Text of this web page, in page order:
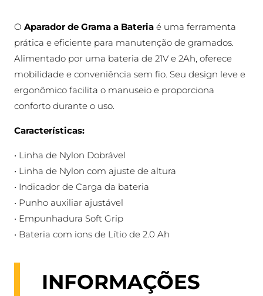
O Aparador de Grama a Bateriaé uma ferramenta
prática e eficiente para manutenção de gramados.
Alimentado por uma bateria de 21V e 2Ah, oferece
mobilidade e conveniência sem fio. Seu design leve e
ergonômico facilita o manuseio e proporciona
conforto durante o uso.
Características:
• Linha de Nylon Dobrável
• Linha de Nylon com ajuste de altura
• Indicador de Carga da bateria
• Punho auxiliar ajustável
• Empunhadura Soft Grip
• Bateria com ions de Lítio de 2.0 Ah
INFORMAÇÕES